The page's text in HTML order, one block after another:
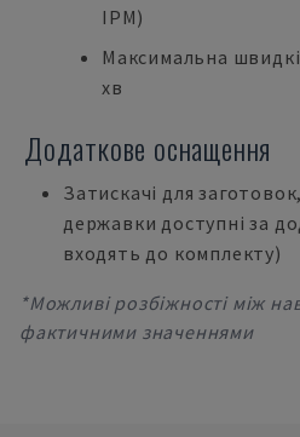
IPM)
Максимальна
хв
Додаткове оснащення
Затискачі для
державки доступні за
входять до комплекту)
*Можливі розбіжності між
фактичними значеннями